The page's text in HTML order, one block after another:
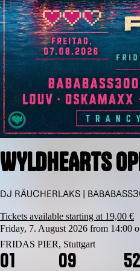
WYLDHEARTS
DJ RÄUCHERLAKS |
Tickets available starting at 19,00 €
Friday, 7. August 2026 from 14:00
FRIDAS PIER, Stuttgart
01 09 52